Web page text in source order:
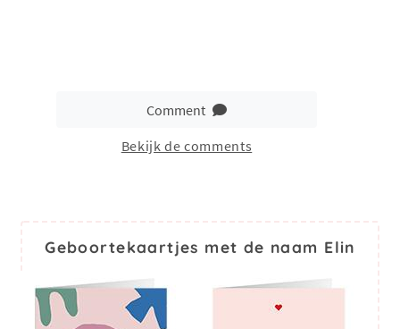
Comment
Bekijk de comments
Geboortekaartjes met de naam Elin